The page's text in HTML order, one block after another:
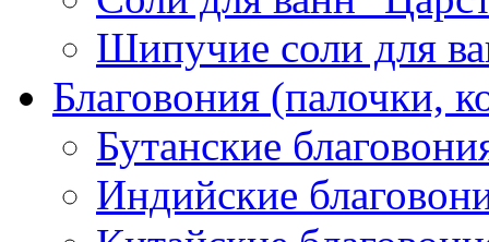
Шипучие соли для
Благовония (палочки,
Бутанские
Индийские